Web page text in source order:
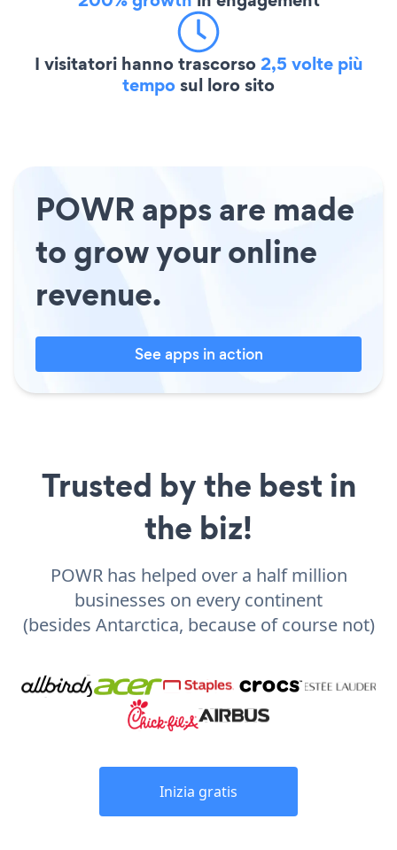
I visitatori hanno trascorso2,5 volte più
temposul loro sito
POWR apps are made
to grow your online
revenue.
See apps in action
Trusted by the best in
the biz!
POWR has helped over a half million
businesses on every continent
(besides Antarctica, because of course not)
Inizia gratis